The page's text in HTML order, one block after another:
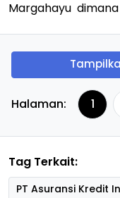
Margahayu dimana
Halaman: 1
Tag Terkait:
PT Asuransi Kredit